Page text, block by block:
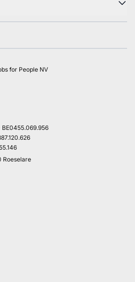
for People NV
Roeselare